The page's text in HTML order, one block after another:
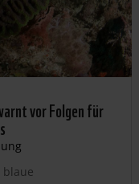
vor Folgen für
blaue